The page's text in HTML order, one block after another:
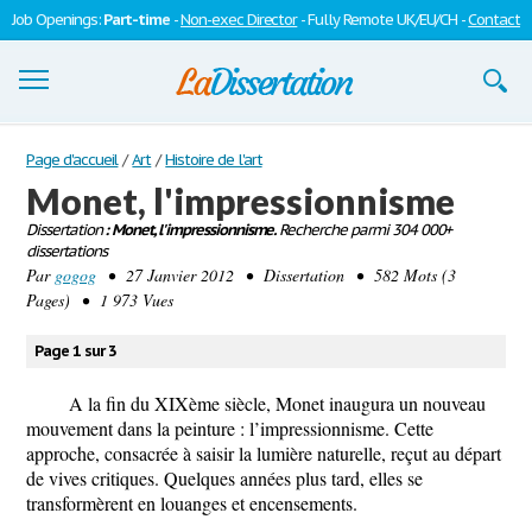
Job Openings:Part-time -Non-exec Director- Fully Remote UK/EU/CH -Contact
Dissertations
S'inscrire
Se connecter
Contactez-nous
Page d'accueil / Art / Histoire de l'art
Monet, l'impressionnisme
Dissertation: Monet, l'impressionnisme.Recherche parmi 304 000+
dissertations
Par gogog • 27 Janvier 2012 • Dissertation • 582 Mots (3
Pages) • 1 973 Vues
Page 1 sur 3
A la fin du XIXème siècle, Monet inaugura un nouveau
mouvement dans la peinture : l’impressionnisme. Cette
approche, consacrée à saisir la lumière naturelle, reçut au départ
de vives critiques. Quelques années plus tard, elles se
transformèrent en louanges et encensements.